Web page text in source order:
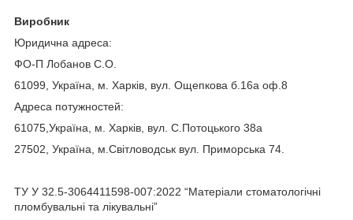
Виробник
Юридична адреса:
ФО-П Лобанов С.О.
61099, Україна, м. Харків, вул. Ощепкова б.16а оф.8
Адреса потужностей:
61075,Україна, м. Харків, вул. С.Потоцького 38а
27502, Україна, м.Світловодськ вул. Приморська 74.
ТУ У 32.5-3064411598-007:2022 “Матеріали стоматологічні
пломбувальні та лікувальні”